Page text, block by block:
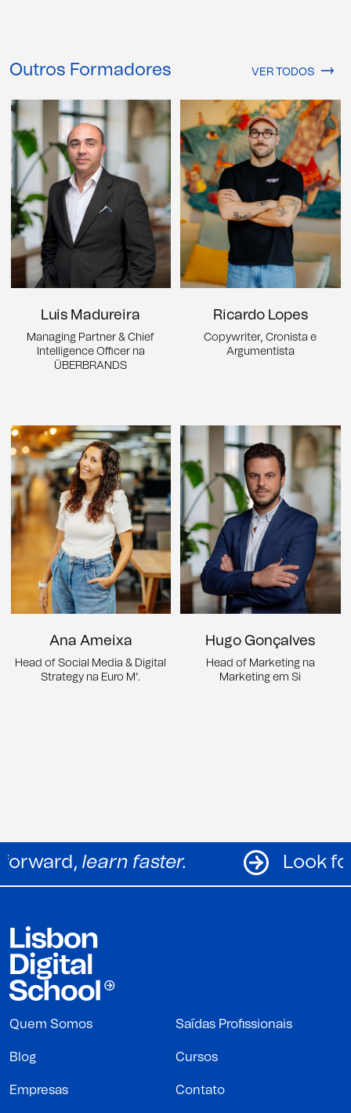
Outros Formadores VER TODOS
Luis Madureira
Managing Partner & Chief
Intelligence Officer na
ÜBERBRANDS
Ricardo Lopes
Copywriter, Cronista e
Argumentista
Ana Ameixa
Head of Social Media & Digital
Strategy na Euro M’.
Hugo Gonçalves
Head of Marketing na
Marketing em Si
forward,learn faster.
Quem Somos Saídas Profissionais
Blog Cursos
Empresas Contato